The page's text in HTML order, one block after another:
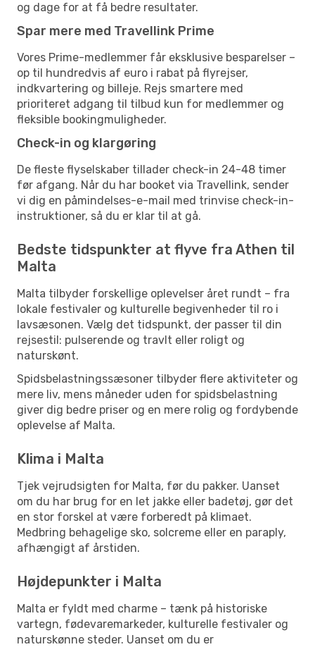
og dage for at få bedre resultater.
Spar mere med Travellink Prime
Vores Prime-medlemmer får eksklusive besparelser –
op til hundredvis af euro i rabat på flyrejser,
indkvartering og billeje. Rejs smartere med
prioriteret adgang til tilbud kun for medlemmer og
fleksible bookingmuligheder.
Check-in og klargøring
De fleste flyselskaber tillader check-in 24-48 timer
før afgang. Når du har booket via Travellink, sender
vi dig en påmindelses-e-mail med trinvise check-in-
instruktioner, så du er klar til at gå.
Bedste tidspunkter at flyve fra Athen til
Malta
Malta tilbyder forskellige oplevelser året rundt – fra
lokale festivaler og kulturelle begivenheder til ro i
lavsæsonen. Vælg det tidspunkt, der passer til din
rejsestil: pulserende og travlt eller roligt og
naturskønt.
Spidsbelastningssæsoner tilbyder flere aktiviteter og
mere liv, mens måneder uden for spidsbelastning
giver dig bedre priser og en mere rolig og fordybende
oplevelse af Malta.
Klima i Malta
Tjek vejrudsigten for Malta, før du pakker. Uanset
om du har brug for en let jakke eller badetøj, gør det
en stor forskel at være forberedt på klimaet.
Medbring behagelige sko, solcreme eller en paraply,
afhængigt af årstiden.
Højdepunkter i Malta
Malta er fyldt med charme – tænk på historiske
vartegn, fødevaremarkeder, kulturelle festivaler og
naturskønne steder. Uanset om du er